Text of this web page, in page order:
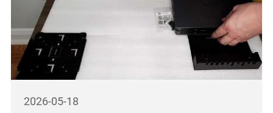
2026-05-18